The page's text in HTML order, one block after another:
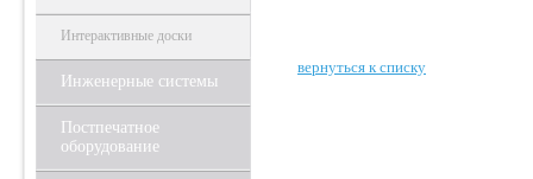
Интерактивные доски
Инженерные системы
Постпечатное
оборудование
вернуться к списку